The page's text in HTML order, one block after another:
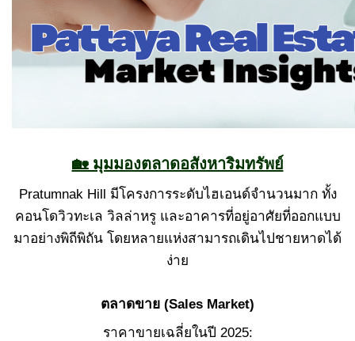
🏡 มุมมองตลาดอสังหาริมทรัพย์
Pratumnak Hill มีโครงการระดับไฮเอนด์จำนวนมาก ทั้ง
คอนโดวิวทะเล วิลล่าหรู และอาคารที่อยู่อาศัยที่ออกแบบ
มาอย่างพิถีพิถัน โดยหลายแห่งสามารถเดินไปชายหาดได้
ง่าย
ตลาดขาย (Sales Market)
ราคาขายเฉลี่ยในปี 2025: